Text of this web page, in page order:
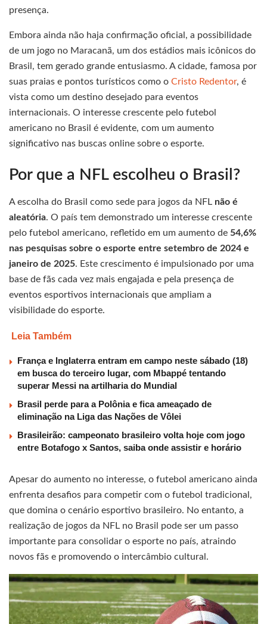
presença.
Embora ainda não haja confirmação oficial, a possibilidade
de um jogo no Maracanã, um dos estádios mais icônicos do
Brasil, tem gerado grande entusiasmo. A cidade, famosa por
suas praias e pontos turísticos como o Cristo Redentor, é
vista como um destino desejado para eventos
internacionais. O interesse crescente pelo futebol
americano no Brasil é evidente, com um aumento
significativo nas buscas online sobre o esporte.
Por que a NFL escolheu o Brasil?
A escolha do Brasil como sede para jogos da NFL não é
aleatória. O país tem demonstrado um interesse crescente
pelo futebol americano, refletido em um aumento de 54,6%
nas pesquisas sobre o esporte entre setembro de 2024 e
janeiro de 2025. Este crescimento é impulsionado por uma
base de fãs cada vez mais engajada e pela presença de
eventos esportivos internacionais que ampliam a
visibilidade do esporte.
Leia Também
França e Inglaterra entram em campo neste sábado (18)
em busca do terceiro lugar, com Mbappé tentando
superar Messi na artilharia do Mundial
Brasil perde para a Polônia e fica ameaçado de
eliminação na Liga das Nações de Vôlei
Brasileirão: campeonato brasileiro volta hoje com jogo
entre Botafogo x Santos, saiba onde assistir e horário
Apesar do aumento no interesse, o futebol americano ainda
enfrenta desafios para competir com o futebol tradicional,
que domina o cenário esportivo brasileiro. No entanto, a
realização de jogos da NFL no Brasil pode ser um passo
importante para consolidar o esporte no país, atraindo
novos fãs e promovendo o intercâmbio cultural.